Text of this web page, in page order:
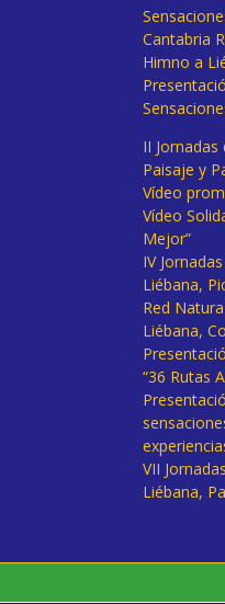
Cantabria
Himno a
II
Paisaje y
Vídeo
Vídeo
Mejor”
IV
Liébana,
Red
Liébana,
“36 Rutas
VII
Liébana,